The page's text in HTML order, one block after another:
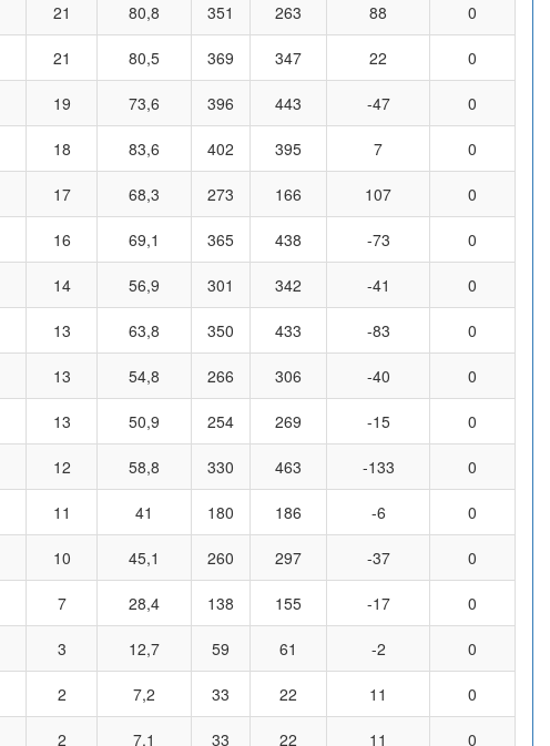
21 80,8 351 263 88 0
21 80,5 369 347 22 0
19 73,6 396 443 -47 0
18 83,6 402 395 7 0
17 68,3 273 166 107 0
16 69,1 365 438 -73 0
14 56,9 301 342 -41 0
13 63,8 350 433 -83 0
13 54,8 266 306 -40 0
13 50,9 254 269 -15 0
12 58,8 330 463 -133 0
11 41 180 186 -6 0
10 45,1 260 297 -37 0
7 28,4 138 155 -17 0
3 12,7 59 61 -2 0
2 7,2 33 22 11 0
2 7,1 33 22 11 0